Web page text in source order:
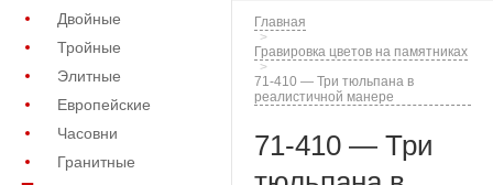
Двойные
Тройные
Элитные
Европейские
Часовни
Гранитные
Главная
Гравировка цветов на памятниках
71-410 — Три тюльпана в
реалистичной манере
71-410 — Три